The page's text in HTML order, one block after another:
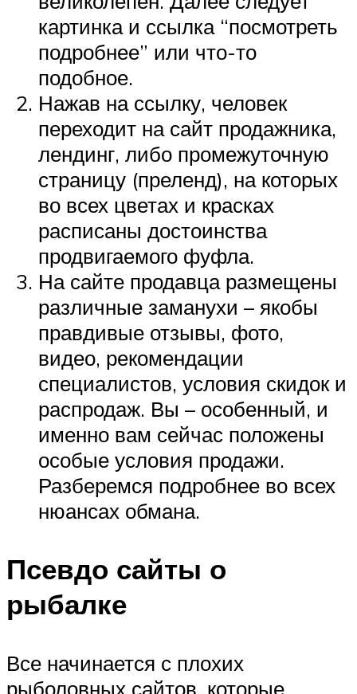
картинка и ссылка “посмотреть
подробнее” или что-то
подобное.
Нажав на ссылку, человек
переходит на сайт продажника,
лендинг, либо промежуточную
страницу (преленд), на которых
во всех цветах и красках
расписаны достоинства
продвигаемого фуфла.
На сайте продавца размещены
различные заманухи – якобы
правдивые отзывы, фото,
видео, рекомендации
специалистов, условия скидок и
распродаж. Вы – особенный, и
именно вам сейчас положены
особые условия продажи.
Разберемся подробнее во всех
нюансах обмана.
Псевдо сайты о
рыбалке
Все начинается с плохих
рыболовных сайтов, которые